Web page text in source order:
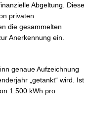
Abgeltung. Diese
privaten
die gesammelten
Anerkennung ein.
genaue Aufzeichnung
„getankt“ wird. Ist
1.500 kWh pro